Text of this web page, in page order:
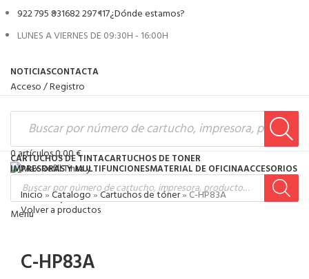
922 795 831682 297 117¿Dónde estamos?
LUNES A VIERNES DE 09:30H - 16:00H
NOTICIASCONTACTA
Acceso / Registro
0artículos0,00€
0artículos0,00€
Menú
CARTUCHOS DE TINTACARTUCHOS DE TONER
IMPRESORAS Y MULTIFUNCIONESMATERIAL DE OFICINAACCESORIOS
Inicio»Catalogo»Cartuchos de tóner»C-HP83A
Volver a productos
C-HP83A